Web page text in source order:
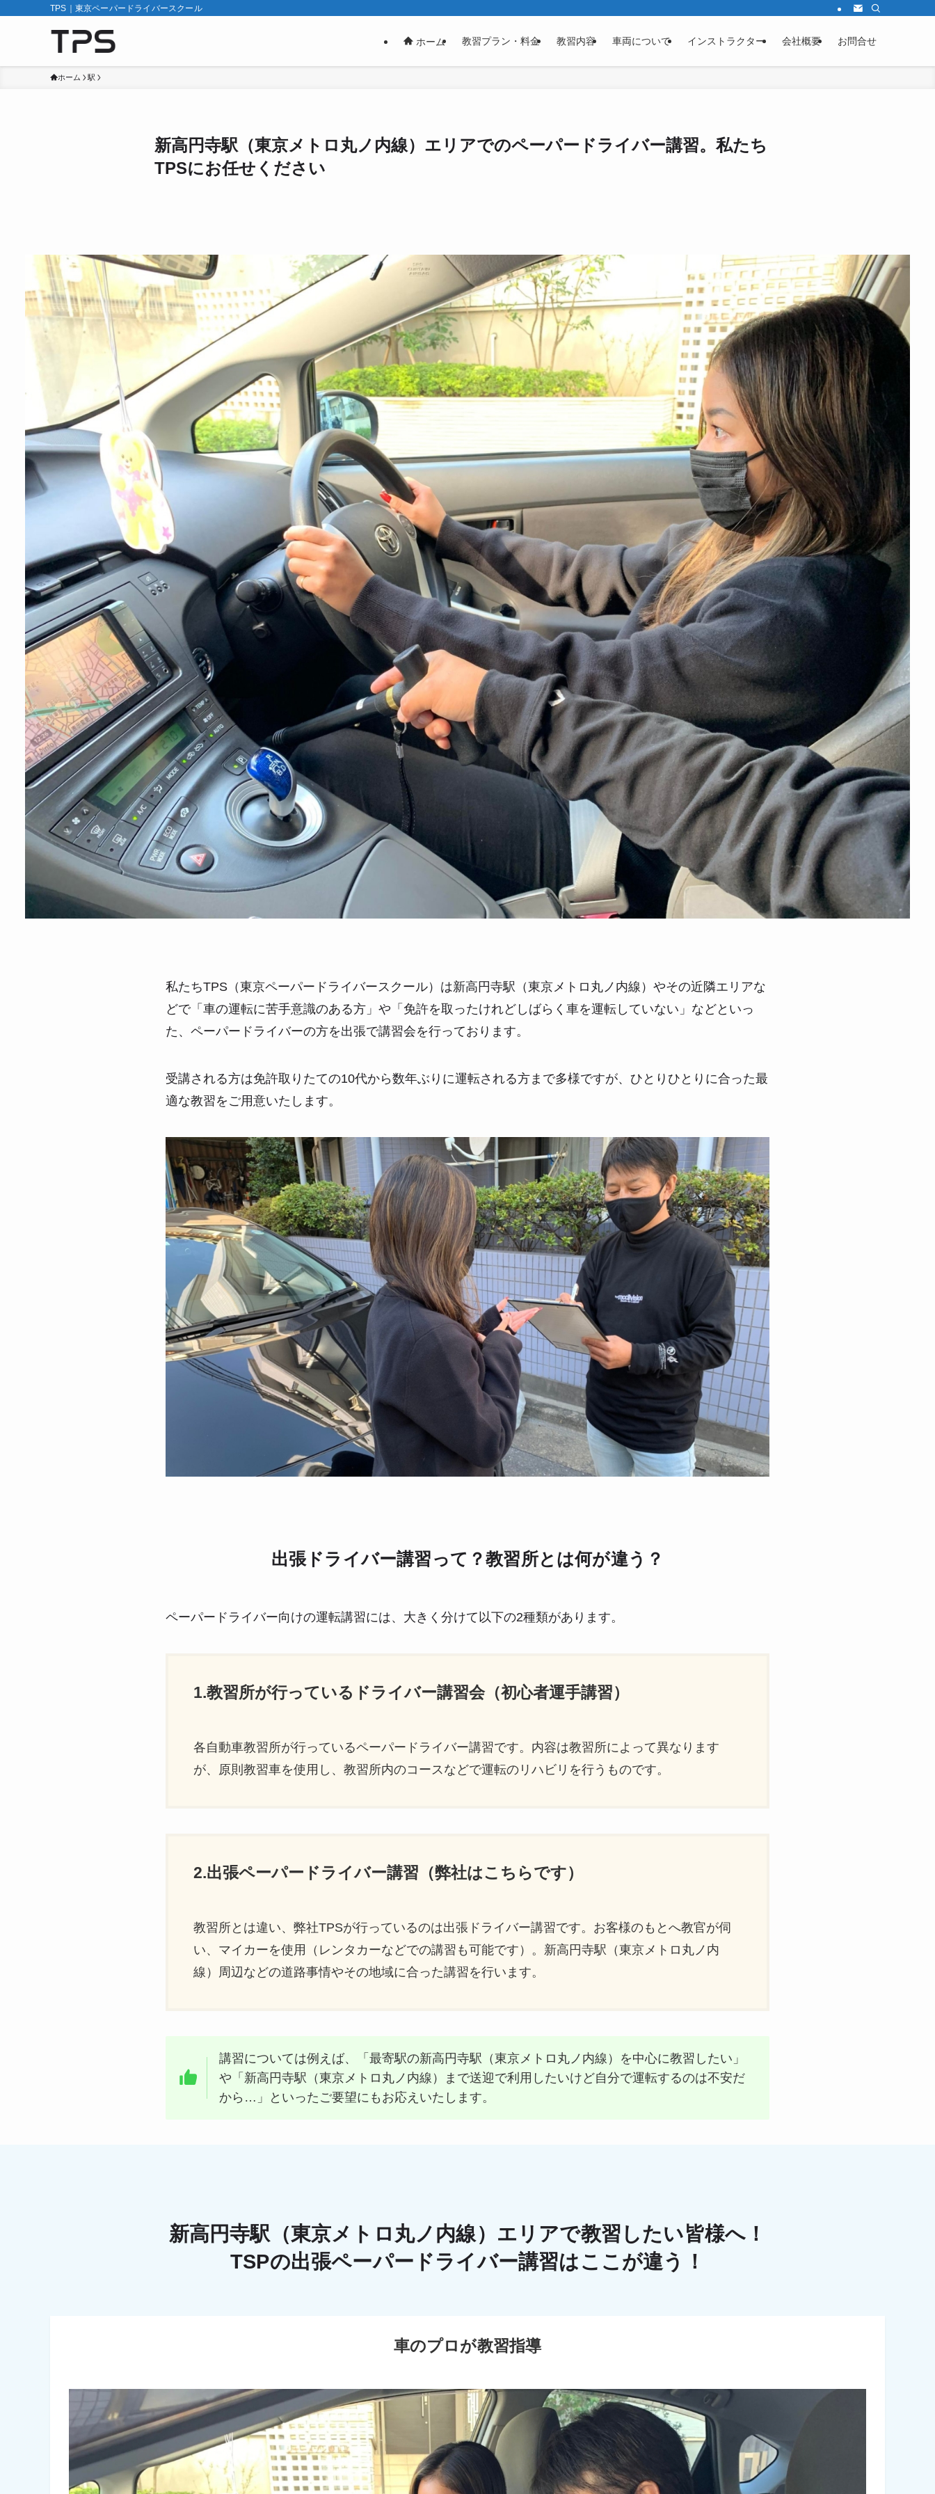
TPS｜東京ペーパードライバースクール
ホーム 教習プラン・料金 教習内容 車両について インストラクター 会社概要 お問合せ
ホーム 駅
新高円寺駅（東京メトロ丸ノ内線）エリアでのペーパードライバー講習。私たち
TPSにお任せください
私たちTPS（東京ペーパードライバースクール）は新高円寺駅（東京メトロ丸ノ内線）やその近隣エリアな
どで「車の運転に苦手意識のある方」や「免許を取ったけれどしばらく車を運転していない」などといっ
た、ペーパードライバーの方を出張で講習会を行っております。
受講される方は免許取りたての10代から数年ぶりに運転される方まで多様ですが、ひとりひとりに合った最
適な教習をご用意いたします。
出張ドライバー講習って？教習所とは何が違う？
ペーパードライバー向けの運転講習には、大きく分けて以下の2種類があります。
1.教習所が行っているドライバー講習会（初心者運手講習）
各自動車教習所が行っているペーパードライバー講習です。内容は教習所によって異なります
が、原則教習車を使用し、教習所内のコースなどで運転のリハビリを行うものです。
2.出張ペーパードライバー講習（弊社はこちらです）
教習所とは違い、弊社TPSが行っているのは出張ドライバー講習です。お客様のもとへ教官が伺
い、マイカーを使用（レンタカーなどでの講習も可能です）。新高円寺駅（東京メトロ丸ノ内
線）周辺などの道路事情やその地域に合った講習を行います。
講習については例えば、「最寄駅の新高円寺駅（東京メトロ丸ノ内線）を中心に教習したい」
や「新高円寺駅（東京メトロ丸ノ内線）まで送迎で利用したいけど自分で運転するのは不安だ
から…」といったご要望にもお応えいたします。
新高円寺駅（東京メトロ丸ノ内線）エリアで教習したい皆様へ！
TSPの出張ペーパードライバー講習はここが違う！
車のプロが教習指導